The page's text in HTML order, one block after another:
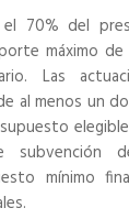
el 70% del
máximo
Las
al menos un
subvención
mínimo